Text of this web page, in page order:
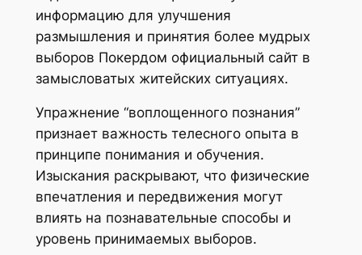
информацию для улучшения
размышления и принятия более мудрых
выборов Покердом официальный сайт в
замысловатых житейских ситуациях.
Упражнение “воплощенного познания”
признает важность телесного опыта в
принципе понимания и обучения.
Изыскания раскрывают, что физические
впечатления и передвижения могут
влиять на познавательные способы и
уровень принимаемых выборов.